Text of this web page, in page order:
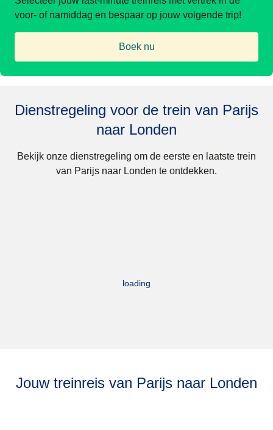
voor- of namiddag en bespaar op jouw volgende trip!
Boek nu
(opent in een nieuwe tab
Dienstregeling voor de trein van Parijs
naar Londen
Bekijk onze dienstregeling om de eerste en laatste trein
van Parijs naar Londen te ontdekken.
loading
Jouw treinreis van Parijs naar Londen